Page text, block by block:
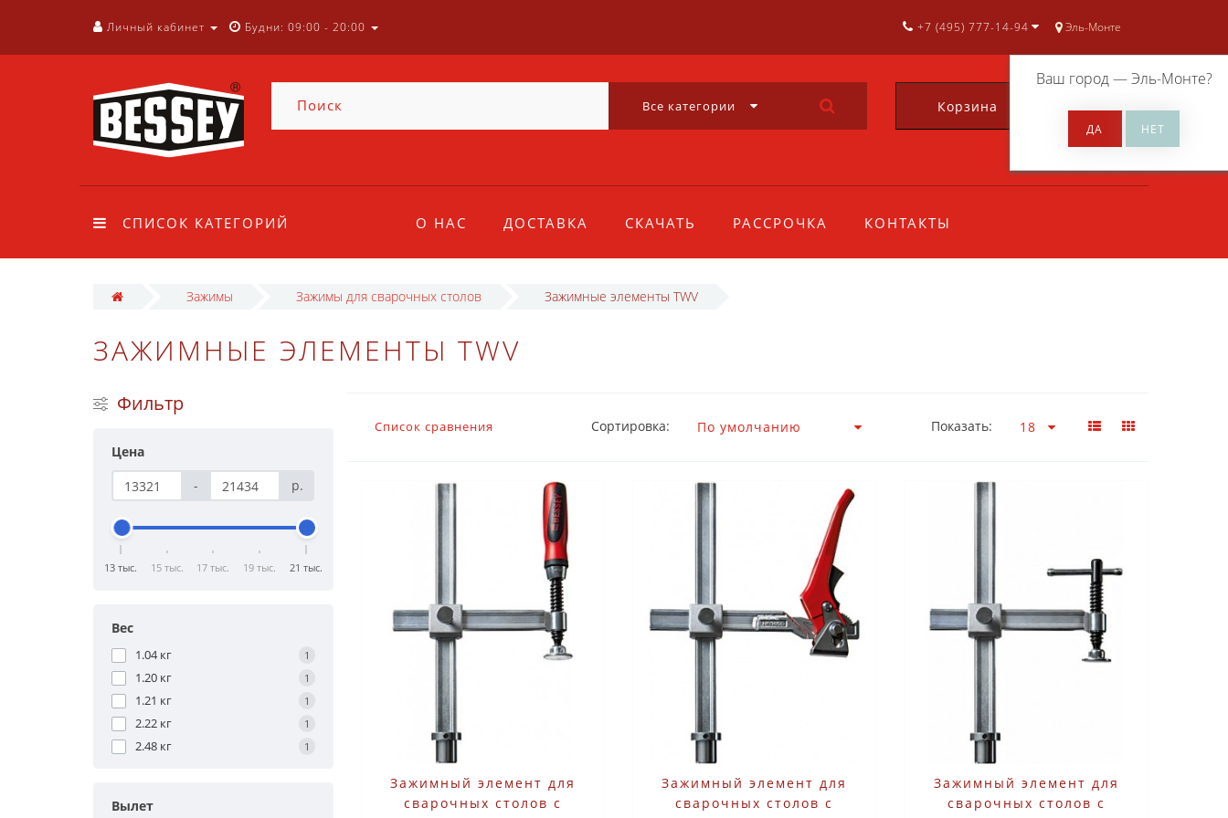
Личный кабинет Будни: 09:00 - 20:00 Эль-Монте
Ваш город —Эль-Монте?
+7 (495) 777-14-94
Все категории Корзина 0
СПИСОК КАТЕГОРИЙ О НАС ДОСТАВКА СКАЧАТЬ РАССРОЧКА КОНТАКТЫ
Зажимы Зажимы для сварочных столов Зажимные элементы TWV
ЗАЖИМНЫЕ ЭЛЕМЕНТЫ TWV
Фильтр
Цена
-
р.
13 тыс. 15 тыс. 17 тыс. 19 тыс. 21 тыс.
Вес
1.04 кг 1
1.20 кг 1
1.21 кг 1
2.22 кг 1
2.48 кг 1
Вылет
Список сравнения Сортировка: Показать:
Зажимный элемент для
сварочных столов с
Зажимный элемент для
сварочных столов с
Зажимный элемент для
сварочных столов с